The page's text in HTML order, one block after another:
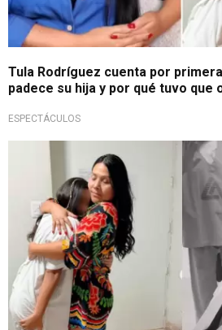
Tula Rodríguez cuenta por
padece su hija y por qué tuvo que
ESPECTÁCULOS
Está en recuperación